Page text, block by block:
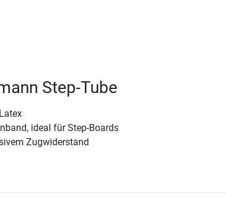
Step-Tube
ideal für Step-Boards
Zugwiderstand